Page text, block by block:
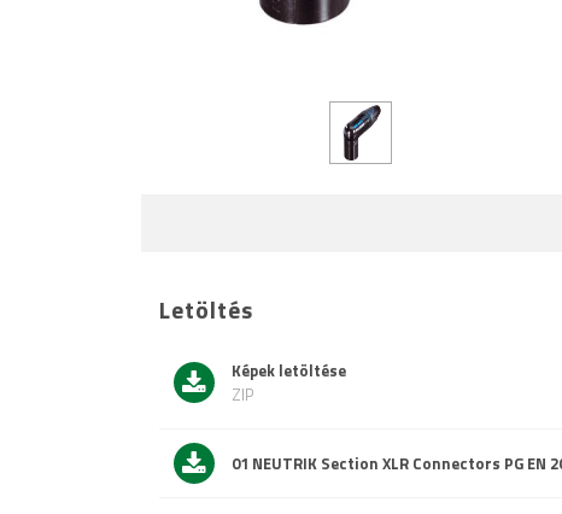
Letöltés
Képek letöltése
ZIP
01 NEUTRIK Section XLR Connectors PG EN